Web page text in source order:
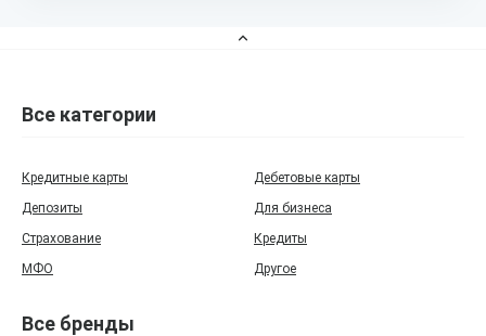
Все категории
Кредитные карты
Дебетовые карты
Депозиты
Для бизнеса
Страхование
Кредиты
МФО
Другое
Все бренды